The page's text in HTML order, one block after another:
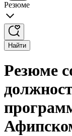
Резюме
Найти
Резюме